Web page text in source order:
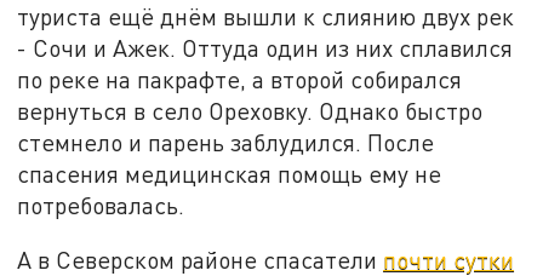
туриста ещё днём вышли к слиянию двух рек
- Сочи и Ажек. Оттуда один из них сплавился
по реке на пакрафте, а второй собирался
вернуться в село Ореховку. Однако быстро
стемнело и парень заблудился. После
спасения медицинская помощь ему не
потребовалась.
А в Северском районе спасатели почти сутки